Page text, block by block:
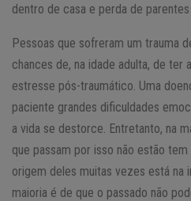
dentro de casa e perda de parentes
Pessoas que sofreram um trauma
chances de, na idade adulta, de ter
estresse pós-traumático. Uma
paciente grandes dificuldades
a vida se destorce. Entretanto, na
que passam por isso não estão
origem deles muitas vezes está na
maioria é de que o passado não